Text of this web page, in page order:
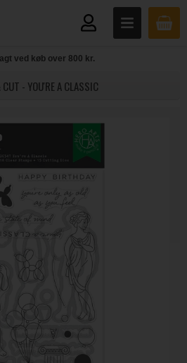
ved køb over 800 kr.
- YOU'RE A CLASSIC